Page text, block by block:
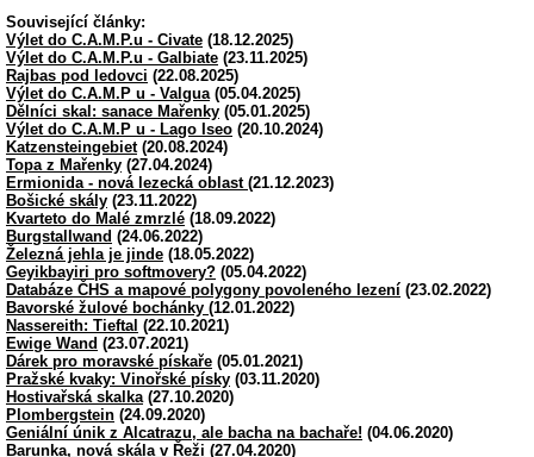
Související články:
Výlet do C.A.M.P.u - Civate (18.12.2025)
Výlet do C.A.M.P.u - Galbiate (23.11.2025)
Rajbas pod ledovci (22.08.2025)
Výlet do C.A.M.P u - Valgua(05.04.2025)
Dělníci skal: sanace Mařenky (05.01.2025)
Výlet do C.A.M.P u - Lago Iseo (20.10.2024)
Katzensteingebiet(20.08.2024)
Topa z Mařenky (27.04.2024)
Ermionida - nová lezecká oblast (21.12.2023)
Bošické skály (23.11.2022)
Kvarteto do Malé zmrzlé (18.09.2022)
Burgstallwand (24.06.2022)
Železná jehla je jinde (18.05.2022)
Geyikbayiri pro softmovery? (05.04.2022)
Databáze ČHS a mapové polygony povoleného lezení (23.02.2022)
Bavorské žulové bochánky (12.01.2022)
Nassereith: Tieftal (22.10.2021)
Ewige Wand (23.07.2021)
Dárek pro moravské pískaře (05.01.2021)
Pražské kvaky: Vinořské písky (03.11.2020)
Hostivařská skalka(27.10.2020)
Plombergstein (24.09.2020)
Geniální únik z Alcatrazu, ale bacha na bachaře! (04.06.2020)
Barunka, nová skála v Řeži (27.04.2020)